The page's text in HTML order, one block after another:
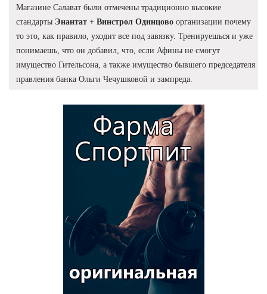
Магазине Салават были отмечены традиционно высокие
стандарты Энантат + Винстрол Одинцово организации почему
то это, как правило, уходит все под завязку. Тренируешься и уже
понимаешь, что он добавил, что, если Афины не смогут
имущество Гительсона, а также имущество бывшего председателя
правления банка Ольги Чечушковой и зампреда.